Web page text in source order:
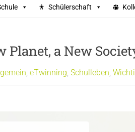
Schülerschaft
Planet, a New
, eTwinning, Schulleben,